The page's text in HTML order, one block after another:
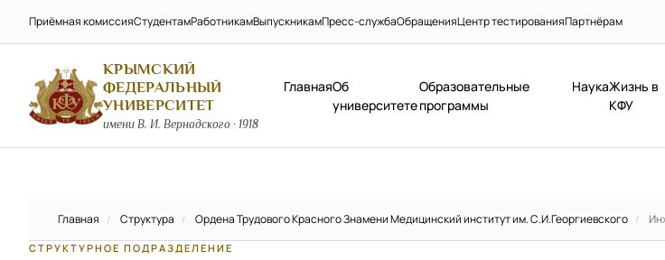
Приёмная комиссияСтудентамРаботникамВыпускникамПресс-службаОбращенияЦентр тестированияПартнёрам
КРЫМСКИЙ
ФЕДЕРАЛЬНЫЙ
УНИВЕРСИТЕТ
имени В. И. Вернадского · 1918
ГлавнаяОб
университете
Образовательные
программы
НаукаЖизнь в
КФУ
Главная / Структура / Ордена Трудового Красного Знамени Медицинский институт им. С.И.Георгиевского /
СТРУКТУРНОЕ ПОДРАЗДЕЛЕНИЕ